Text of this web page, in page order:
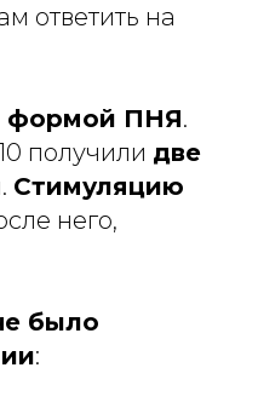
ответить на
формой ПНЯ.
получили две
Стимуляцию
него,
было
: